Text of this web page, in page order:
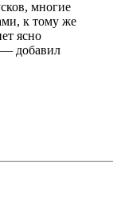
многие
к тому же
ясно
— добавил